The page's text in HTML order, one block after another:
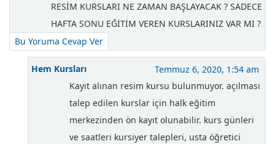
RESİM KURSLARI NE ZAMAN BAŞLAYACAK ? SADECE
HAFTA SONU EĞİTİM VEREN KURSLARINIZ VAR MI ?
Bu Yoruma Cevap Ver
Hem Kursları
Temmuz 6, 2020, 1:54 am
Kayıt alınan resim kursu bulunmuyor. açılması
talep edilen kurslar için halk eğitim
merkezinden ön kayıt olunabilir. kurs günleri
ve saatleri kursiyer talepleri, usta öğretici